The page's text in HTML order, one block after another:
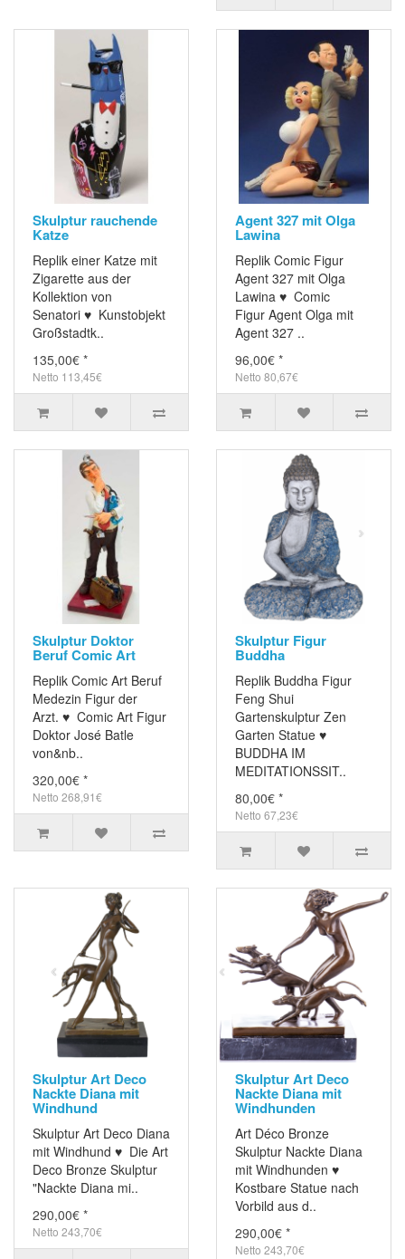
Skulptur rauchende
Katze
Replik einer Katze mit
Zigarette aus der
Kollektion von
Senatori ♥ Kunstobjekt
Großstadtk..
135,00€ *
Netto 113,45€
Agent 327 mit Olga
Lawina
Replik Comic Figur
Agent 327 mit Olga
Lawina ♥ Comic
Figur Agent Olga mit
Agent 327 ..
96,00€ *
Netto 80,67€
Skulptur Doktor
Beruf Comic Art
Replik Comic Art Beruf
Medezin Figur der
Arzt. ♥ Comic Art Figur
Doktor José Batle
von&nb..
320,00€ *
Netto 268,91€
Skulptur Figur
Buddha
Replik Buddha Figur
Feng Shui
Gartenskulptur Zen
Garten Statue ♥
BUDDHA IM
MEDITATIONSSIT..
80,00€ *
Netto 67,23€
Skulptur Art Deco
Nackte Diana mit
Windhund
Skulptur Art Deco Diana
mit Windhund ♥ Die Art
Deco Bronze Skulptur
"Nackte Diana mi..
290,00€ *
Netto 243,70€
Skulptur Art Deco
Nackte Diana mit
Windhunden
Art Déco Bronze
Skulptur Nackte Diana
mit Windhunden ♥
Kostbare Statue nach
Vorbild aus d..
290,00€ *
Netto 243,70€